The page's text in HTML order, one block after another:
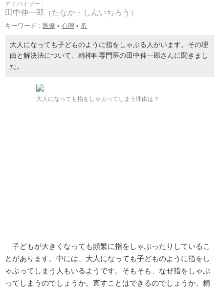
アドバイザー :
田中伸一郎（たなか・しんいちろう）
キーワード : 医療 • 心理 • 爪
大人になっても子どものように指をしゃぶる人がいます。その理
由と解決法について、精神科専門医の田中伸一郎さんに聞きまし
た。
大人になっても指をしゃぶってしまう理由は？
子どもが大きくなっても頻繁に指をしゃぶったりしているこ
とがあります。中には、大人になっても子どものように指をし
ゃぶってしまう人もいるようです。そもそも、なぜ指をしゃぶ
ってしまうのでしょうか。直すことはできるのでしょうか。精